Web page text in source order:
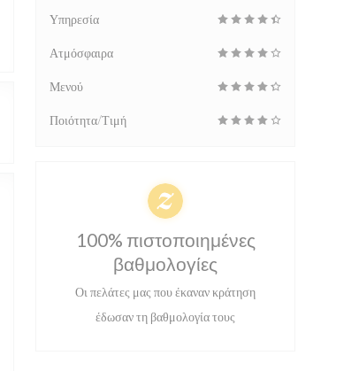
Υπηρεσία
Ατμόσφαιρα
Μενού
Ποιότητα/Τιμή
100% πιστοποιημένες
βαθμολογίες
Οι πελάτες μας που έκαναν κράτηση
έδωσαν τη βαθμολογία τους